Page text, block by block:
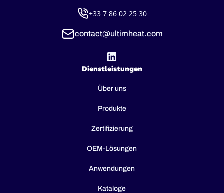
+33 7 86 02 25 30
contact@ultimheat.com
Dienstleistungen
Über uns
Produkte
Zertifizierung
OEM-Lösungen
Anwendungen
Kataloge